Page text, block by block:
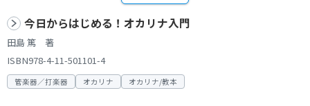
今日からはじめる！オカリナ入門
田島 篤 著
ISBN978-4-11-501101-4
管楽器／打楽器 オカリナ オカリナ/教本